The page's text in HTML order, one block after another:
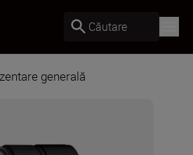
Căutare
generală